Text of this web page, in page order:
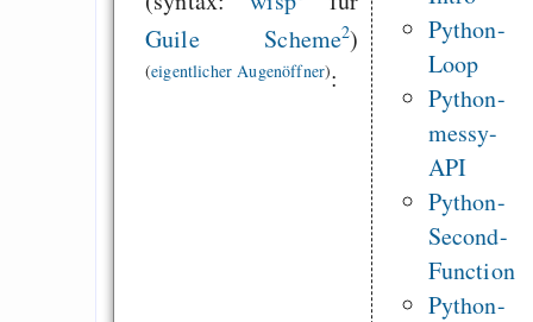
Python-
Loop
Python-
messy-
API
Python-
Second-
Function
Python-
Guile Scheme2)
(eigentlicher Augenöffner):
tragedy behind
Zuletzt angezeigt:
Muttertag und
Emacs Org-Agenda,
und Spanisch
Recursion wins!